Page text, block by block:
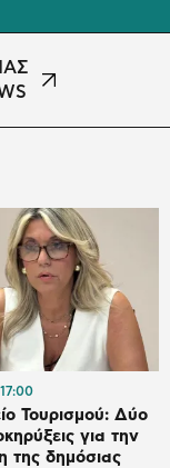
17:00
Τουρισμού: Δύο
για την
της δημόσιας